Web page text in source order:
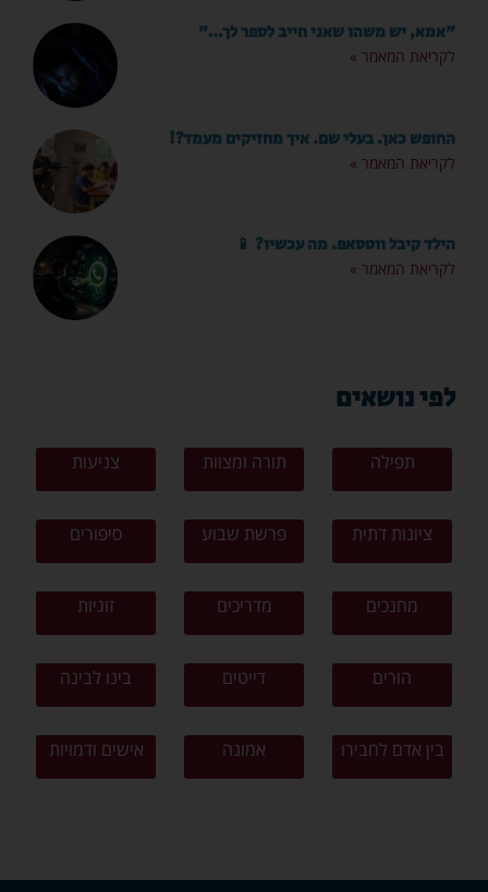
"אמא, יש משהו שאני חייב לספר לך…"
לקריאת המאמר »
החופש כאן. בעלי שם. איך מחזיקים מעמד?!
לקריאת המאמר »
הילד קיבל ווטסאפ. מה עכשיו? 📱
לקריאת המאמר »
לפי נושאים
תפילה תורה ומצוות צניעות
ציונות דתית פרשת שבוע סיפורים
מחנכים מדריכים זוגיות
הורים דייטים בינו לבינה
בין אדם לחבירו אמונה אישים ודמויות